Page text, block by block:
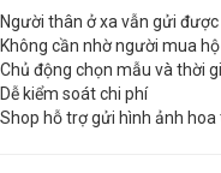
Người thân ở xa vẫn gửi
Không cần nhờ người mua hộ
Chủ động chọn mẫu và thời
Dễ kiểm soát chi phí
Shop hỗ trợ gửi hình ảnh